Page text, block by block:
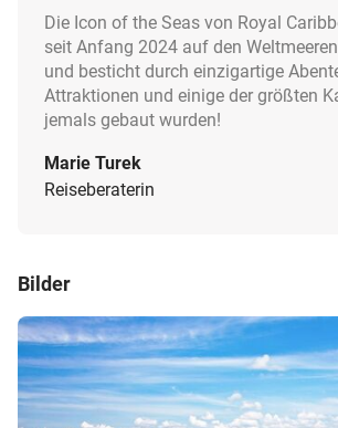
Die Icon of the Seas von Royal
seit Anfang 2024 auf den
und besticht durch einzigartige
Attraktionen und einige der größten
jemals gebaut wurden!
Marie Turek
Reiseberaterin
Bilder